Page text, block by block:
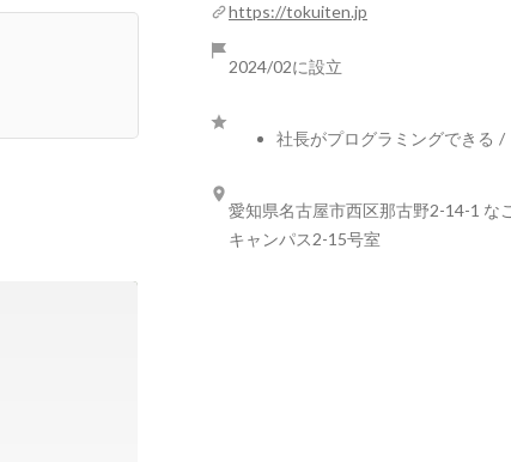
https://tokuiten.jp
2024/02に設立
社長がプログラミングできる /
愛知県名古屋市西区那古野2-14-1 な
キャンパス2-15号室